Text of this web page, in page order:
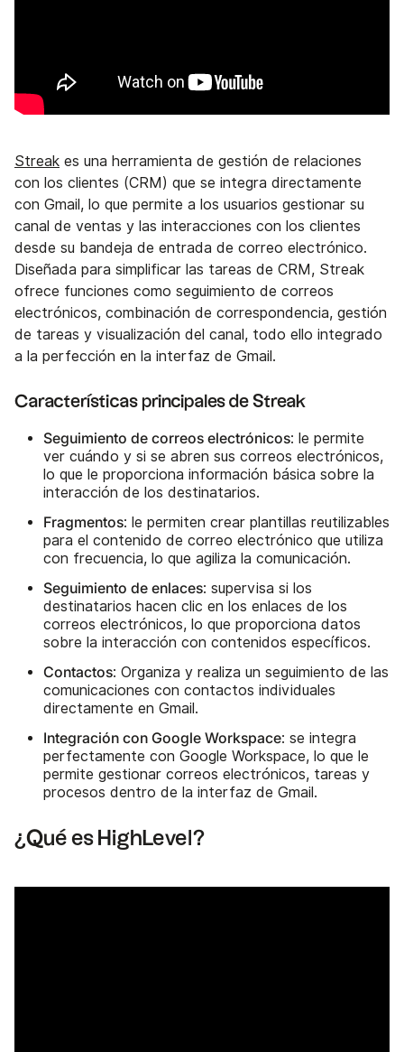
Streak es una herramienta de gestión de relaciones
con los clientes (CRM) que se integra directamente
con Gmail, lo que permite a los usuarios gestionar su
canal de ventas y las interacciones con los clientes
desde su bandeja de entrada de correo electrónico.
Diseñada para simplificar las tareas de CRM, Streak
ofrece funciones como seguimiento de correos
electrónicos, combinación de correspondencia, gestión
de tareas y visualización del canal, todo ello integrado
a la perfección en la interfaz de Gmail.
Características principales de Streak
Seguimiento de correos electrónicos: le permite
ver cuándo y si se abren sus correos electrónicos,
lo que le proporciona información básica sobre la
interacción de los destinatarios.
Fragmentos: le permiten crear plantillas reutilizables
para el contenido de correo electrónico que utiliza
con frecuencia, lo que agiliza la comunicación.
Seguimiento de enlaces: supervisa si los
destinatarios hacen clic en los enlaces de los
correos electrónicos, lo que proporciona datos
sobre la interacción con contenidos específicos.
Contactos: Organiza y realiza un seguimiento de las
comunicaciones con contactos individuales
directamente en Gmail.
Integración con Google Workspace: se integra
perfectamente con Google Workspace, lo que le
permite gestionar correos electrónicos, tareas y
procesos dentro de la interfaz de Gmail.
¿Qué es HighLevel?